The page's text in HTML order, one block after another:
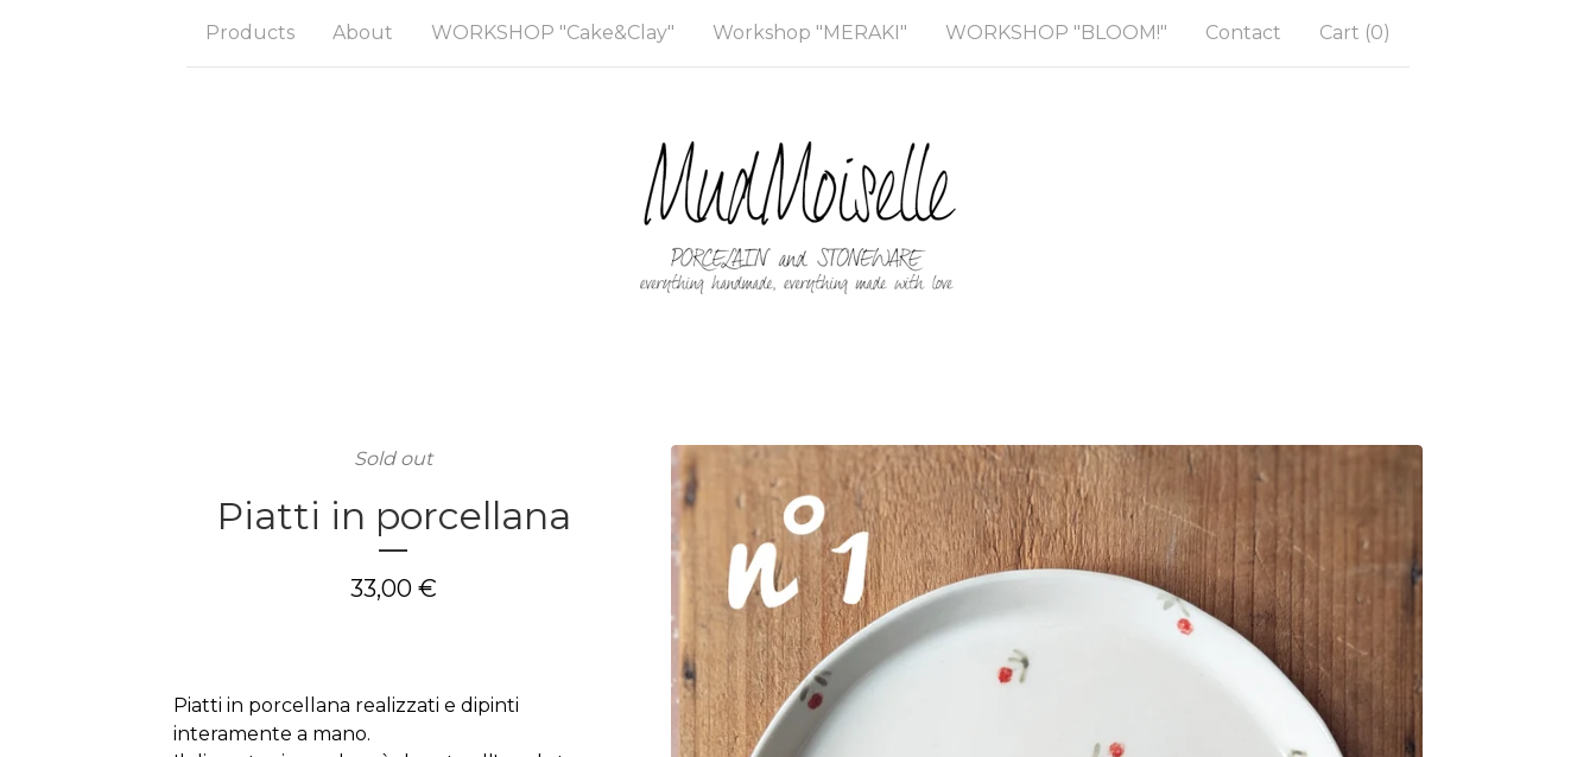
Products About WORKSHOP "Cake&Clay" Workshop "MERAKI" WORKSHOP "BLOOM!" Contact Cart (0)
Sold out
Piatti in porcellana
33,00 €
Piatti in porcellana realizzati e dipinti
interamente a mano.